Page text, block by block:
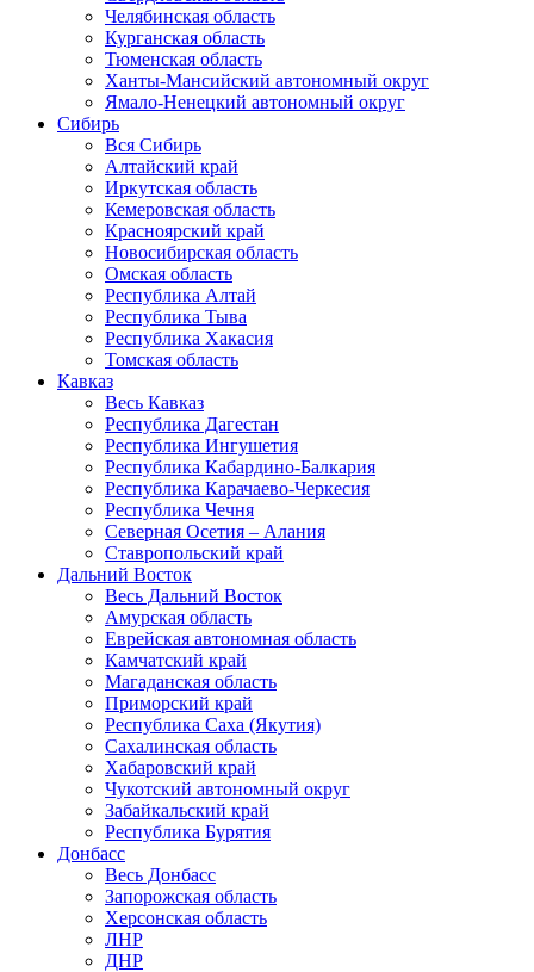
Челябинская область
Курганская область
Тюменская область
Ханты-Мансийский автономный округ
Ямало-Ненецкий автономный округ
Сибирь
Вся Сибирь
Алтайский край
Иркутская область
Кемеровская область
Красноярский край
Новосибирская область
Омская область
Республика Алтай
Республика Тыва
Республика Хакасия
Томская область
Кавказ
Весь Кавказ
Республика Дагестан
Республика Ингушетия
Республика Кабардино-Балкария
Республика Карачаево-Черкесия
Республика Чечня
Северная Осетия – Алания
Ставропольский край
Дальний Восток
Весь Дальний Восток
Амурская область
Еврейская автономная область
Камчатский край
Магаданская область
Приморский край
Республика Саха (Якутия)
Сахалинская область
Хабаровский край
Чукотский автономный округ
Забайкальский край
Республика Бурятия
Донбасс
Весь Донбасс
Запорожская область
Херсонская область
ЛНР
ДНР